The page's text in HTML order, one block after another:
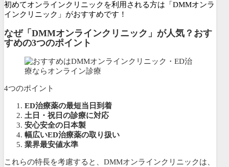
初めてオンラインクリニックを利用される方は「DMMオンラ
インクリニック」がおすすめです！
なぜ「DMMオンラインクリニック」が人気？おす
すめの3つのポイント
4つのポイント
ED治療薬の最短当日到着
土日・祝日の診療に対応
安心安全の日本製
幅広いED治療薬の取り扱い
業界最安値水準
これらの特長を考慮すると、DMMオンラインクリニックは、